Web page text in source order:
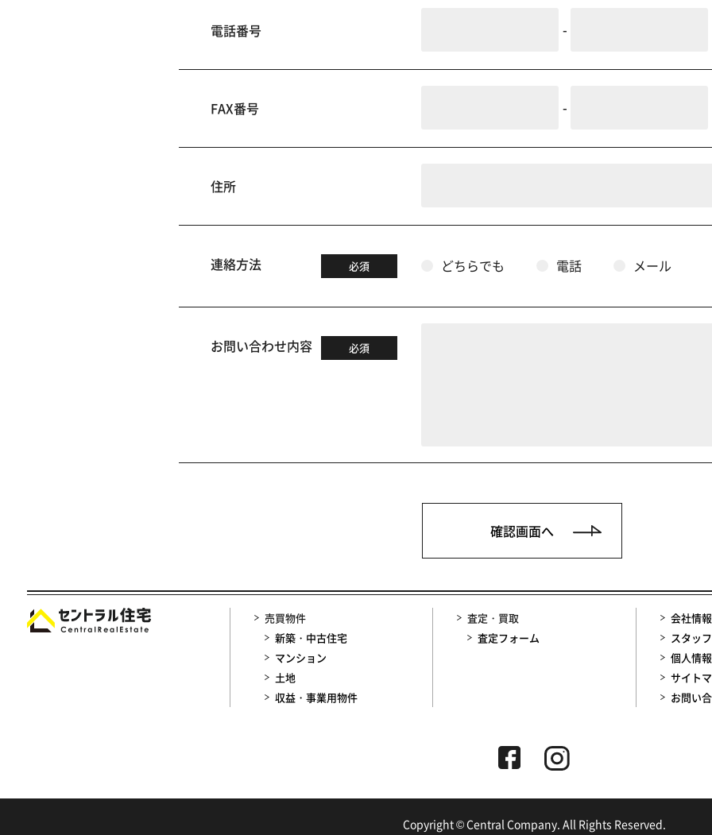
電話番号 -
FAX番号 -
住所
連絡方法 必須 どちらでも 電話 メール
お問い合わせ内容 必須
売買物件
新築・中古住宅
マンション
土地
収益・事業用物件
査定・買取
査定フォーム
会社情報
スタッ
個人情
サイト
お問い
Copyright © Central Company. All Rights Reserved.